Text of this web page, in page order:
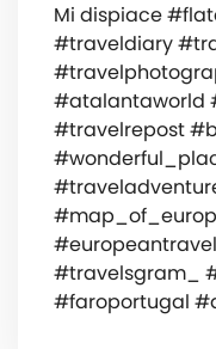
Mi dispiace
#traveldiary
#atalantaworld
#travelrepost
#travelsgram_
#faroportugal